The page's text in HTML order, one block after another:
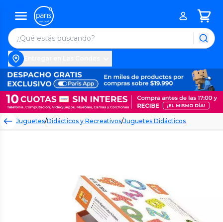
Juguetes/Didácticos y Recreativos/Juguetes Didácticos